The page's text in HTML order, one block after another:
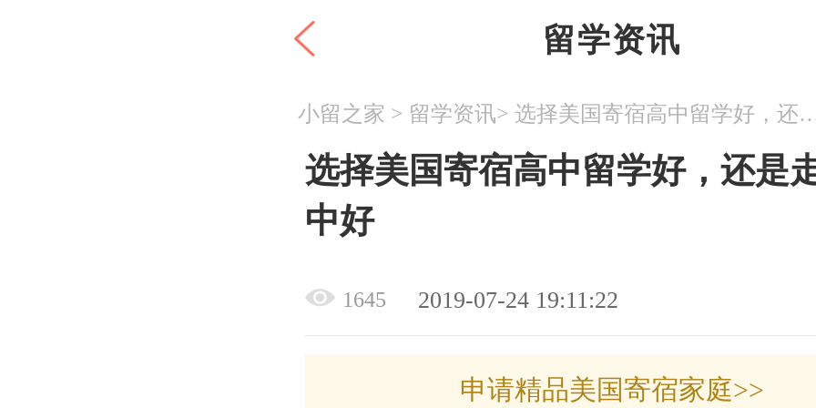
留学资讯
小留之家 > 留学资讯> 选择美国寄宿高中留学好
选择美国寄宿高中留学好，还是
中好
1645 2019-07-24 19:11:22
申请精品美国寄宿家庭>>